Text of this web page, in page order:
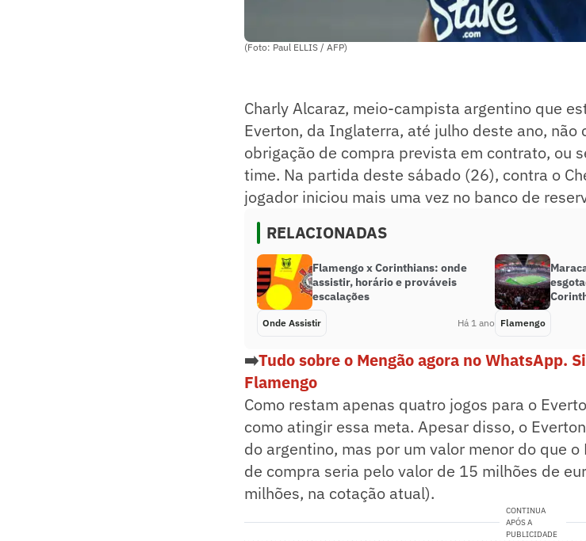
(Foto: Paul ELLIS / AFP)
Charly Alcaraz, meio-campista argentino que
Everton, da Inglaterra, até julho deste ano, não
obrigação de compra prevista em contrato, ou
time. Na partida deste sábado (26), contra o
jogador iniciou mais uma vez no banco de
RELACIONADAS
Flamengo x Corinthians: onde
assistir, horário e prováveis
escalações
Onde Assistir Há 1 ano Flamengo
➡️Tudo sobre o Mengão agora no WhatsApp.
Flamengo
Como restam apenas quatro jogos para o
como atingir essa meta. Apesar disso, o
do argentino, mas por um valor menor do que
de compra seria pelo valor de 15 milhões de
milhões, na cotação atual).
CONTINUA
APÓS A
PUBLICIDADE